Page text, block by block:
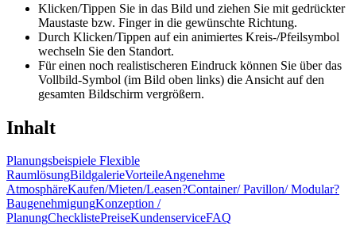
Klicken/Tippen Sie in das Bild und ziehen Sie mit gedrückter
Maustaste bzw. Finger in die gewünschte Richtung.
Durch Klicken/Tippen auf ein animiertes Kreis-/Pfeilsymbol
wechseln Sie den Standort.
Für einen noch realistischeren Eindruck können Sie über das
Vollbild-Symbol (im Bild oben links) die Ansicht auf den
gesamten Bildschirm vergrößern.
Inhalt
Planungsbeispiele Flexible
RaumlösungBildgalerieVorteileAngenehme
AtmosphäreKaufen/Mieten/Leasen?Container/ Pavillon/ Modular?
BaugenehmigungKonzeption /
PlanungChecklistePreiseKundenserviceFAQ